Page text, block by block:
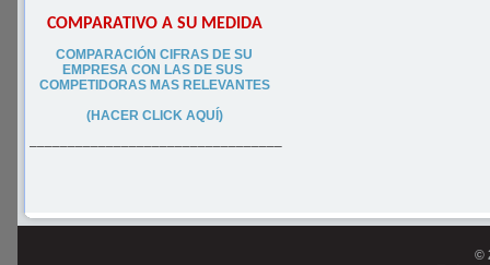
COMPARATIVO A SU MEDIDA
COMPARACIÓN CIFRAS DE SU
EMPRESA CON LAS DE SUS
COMPETIDORAS MAS RELEVANTES
(HACER CLICK AQUÍ)
–––––––––––––––––––––––––––––––––
©